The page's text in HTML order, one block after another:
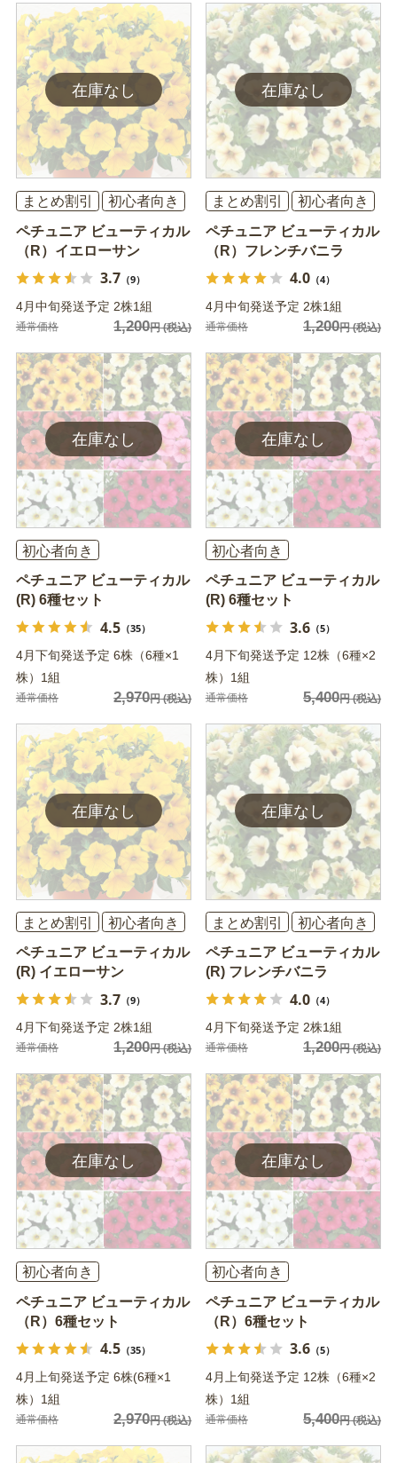
まとめ割引
初心者向き
ペチュニア ビューティカル
（R）イエローサン
3.7（9）
4月中旬発送予定 2株1組
通常価格 1,200円(税込)
まとめ割引
初心者向き
ペチュニア ビューティカル
（R）フレンチバニラ
4.0（4）
4月中旬発送予定 2株1組
通常価格 1,200円(税込)
初心者向き
ペチュニア ビューティカル
(R) 6種セット
4.5（35）
4月下旬発送予定 6株（6種×1
株）1組
通常価格 2,970円(税込)
初心者向き
ペチュニア ビューティカル
(R) 6種セット
3.6（5）
4月下旬発送予定 12株（6種×2
株）1組
通常価格 5,400円(税込)
まとめ割引
初心者向き
ペチュニア ビューティカル
(R) イエローサン
3.7（9）
4月下旬発送予定 2株1組
通常価格 1,200円(税込)
まとめ割引
初心者向き
ペチュニア ビューティカル
(R) フレンチバニラ
4.0（4）
4月下旬発送予定 2株1組
通常価格 1,200円(税込)
初心者向き
ペチュニア ビューティカル
（R）6種セット
4.5（35）
4月上旬発送予定 6株(6種×1
株）1組
通常価格 2,970円(税込)
初心者向き
ペチュニア ビューティカル
（R）6種セット
3.6（5）
4月上旬発送予定 12株（6種×2
株）1組
通常価格 5,400円(税込)